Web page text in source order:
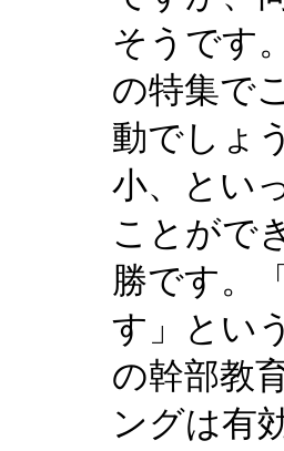
そうです
の特集で
動でしょ
小、とい
ことがで
勝です。
す」とい
の幹部教
ングは有